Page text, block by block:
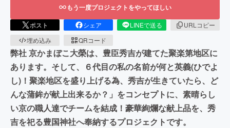
もう一度プロジェクトをやってほしい
ポスト シェア LINEで送る
URLコピー
埋め込み
QRコード
弊社 京かまぼこ大榮は、豊臣秀吉が建てた聚楽第地区に
あります。そして、６代目の私の名前が何と英義(ひでよ
し)！聚楽地区を盛り上げる為、秀吉が生きていたら、ど
んな蒲鉾が献上出来るか？」をコンセプトに、素晴らし
い京の職人達でチームを結成！豪華絢爛な献上品を、秀
吉を祀る豊国神社へ奉納するプロジェクトです。